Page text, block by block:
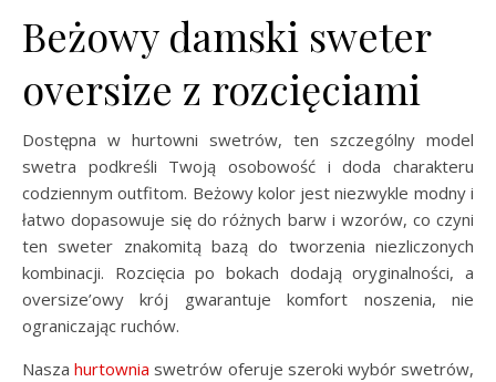
Beżowy damski sweter
oversize z rozcięciami
Dostępna w hurtowni swetrów, ten szczególny model
swetra podkreśli Twoją osobowość i doda charakteru
codziennym outfitom. Beżowy kolor jest niezwykle modny i
łatwo dopasowuje się do różnych barw i wzorów, co czyni
ten sweter znakomitą bazą do tworzenia niezliczonych
kombinacji. Rozcięcia po bokach dodają oryginalności, a
oversize’owy krój gwarantuje komfort noszenia, nie
ograniczając ruchów.
Naszahurtownia swetrów oferuje szeroki wybór swetrów,